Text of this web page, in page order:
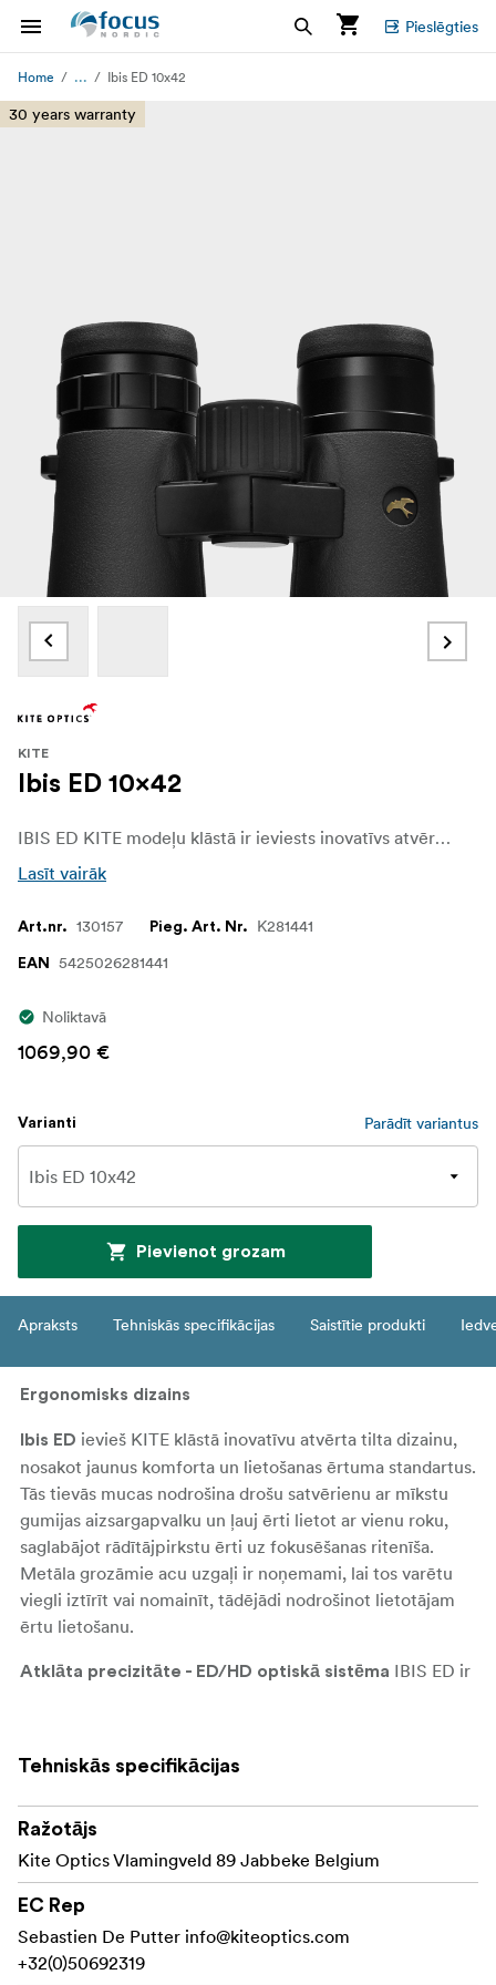
Pieslēgties
Home ... Ibis ED 10x42
30 years warranty
KITE
Ibis ED 10x42
IBIS ED KITE modeļu klāstā ir ieviests inovatīvs atvērta tilta dizains, piedāvājot jaunu ergonomiskas lietošanas un lietotāja komforta standartu. Izstrādāts, lai nodrošinātu stabilitāti un ērtu lietošanu, tas uzlabo binokļa lietošanas pieredzi, padarot to par ideālu izvēli ilgstošiem novērojumiem un piedzīvojumiem.
Lasīt vairāk
Art.nr. 130157 Pieg. Art. Nr. K281441
EAN 5425026281441
Noliktavā
1069,90 €
Varianti Parādīt variantus
Pievienot grozam
Apraksts Tehniskās specifikācijas Saistītie produkti
Ergonomisks dizains
Ibis ED ievieš KITE klāstā inovatīvu atvērta tilta dizainu,
nosakot jaunus komforta un lietošanas ērtuma standartus.
Tās tievās mucas nodrošina drošu satvērienu ar mīkstu
gumijas aizsargapvalku un ļauj ērti lietot ar vienu roku,
saglabājot rādītājpirkstu ērti uz fokusēšanas ritenīša.
Metāla grozāmie acu uzgaļi ir noņemami, lai tos varētu
viegli iztīrīt vai nomainīt, tādējādi nodrošinot lietotājam
ērtu lietošanu.
Atklāta precizitāte - ED/HD optiskā sistēma IBIS ED ir
precīzu un precīzu vizuālo interpretāciju, padarot to par
jaudīgu rīku detalizētiem novērojumiem.
Aizturīgs un uzticams
Pateicoties KITE PERMAVISION
un KITE PERMARESIST pārklājumiem, IBIS ED izceļas ar
izturību pret skarbiem elementiem, nodrošinot skaidrību
dažādos apstākļos. Pilnībā ūdensnecaurlaidīgs un ar
slāpekli pildīts, tas novērš iekšējo miglošanos, padarot to
Tehniskās specifikācijas
Ražotājs
Kite Optics Vlamingveld 89 Jabbeke Belgium
EC Rep
Sebastien De Putter info@kiteoptics.com
+32(0)50692319